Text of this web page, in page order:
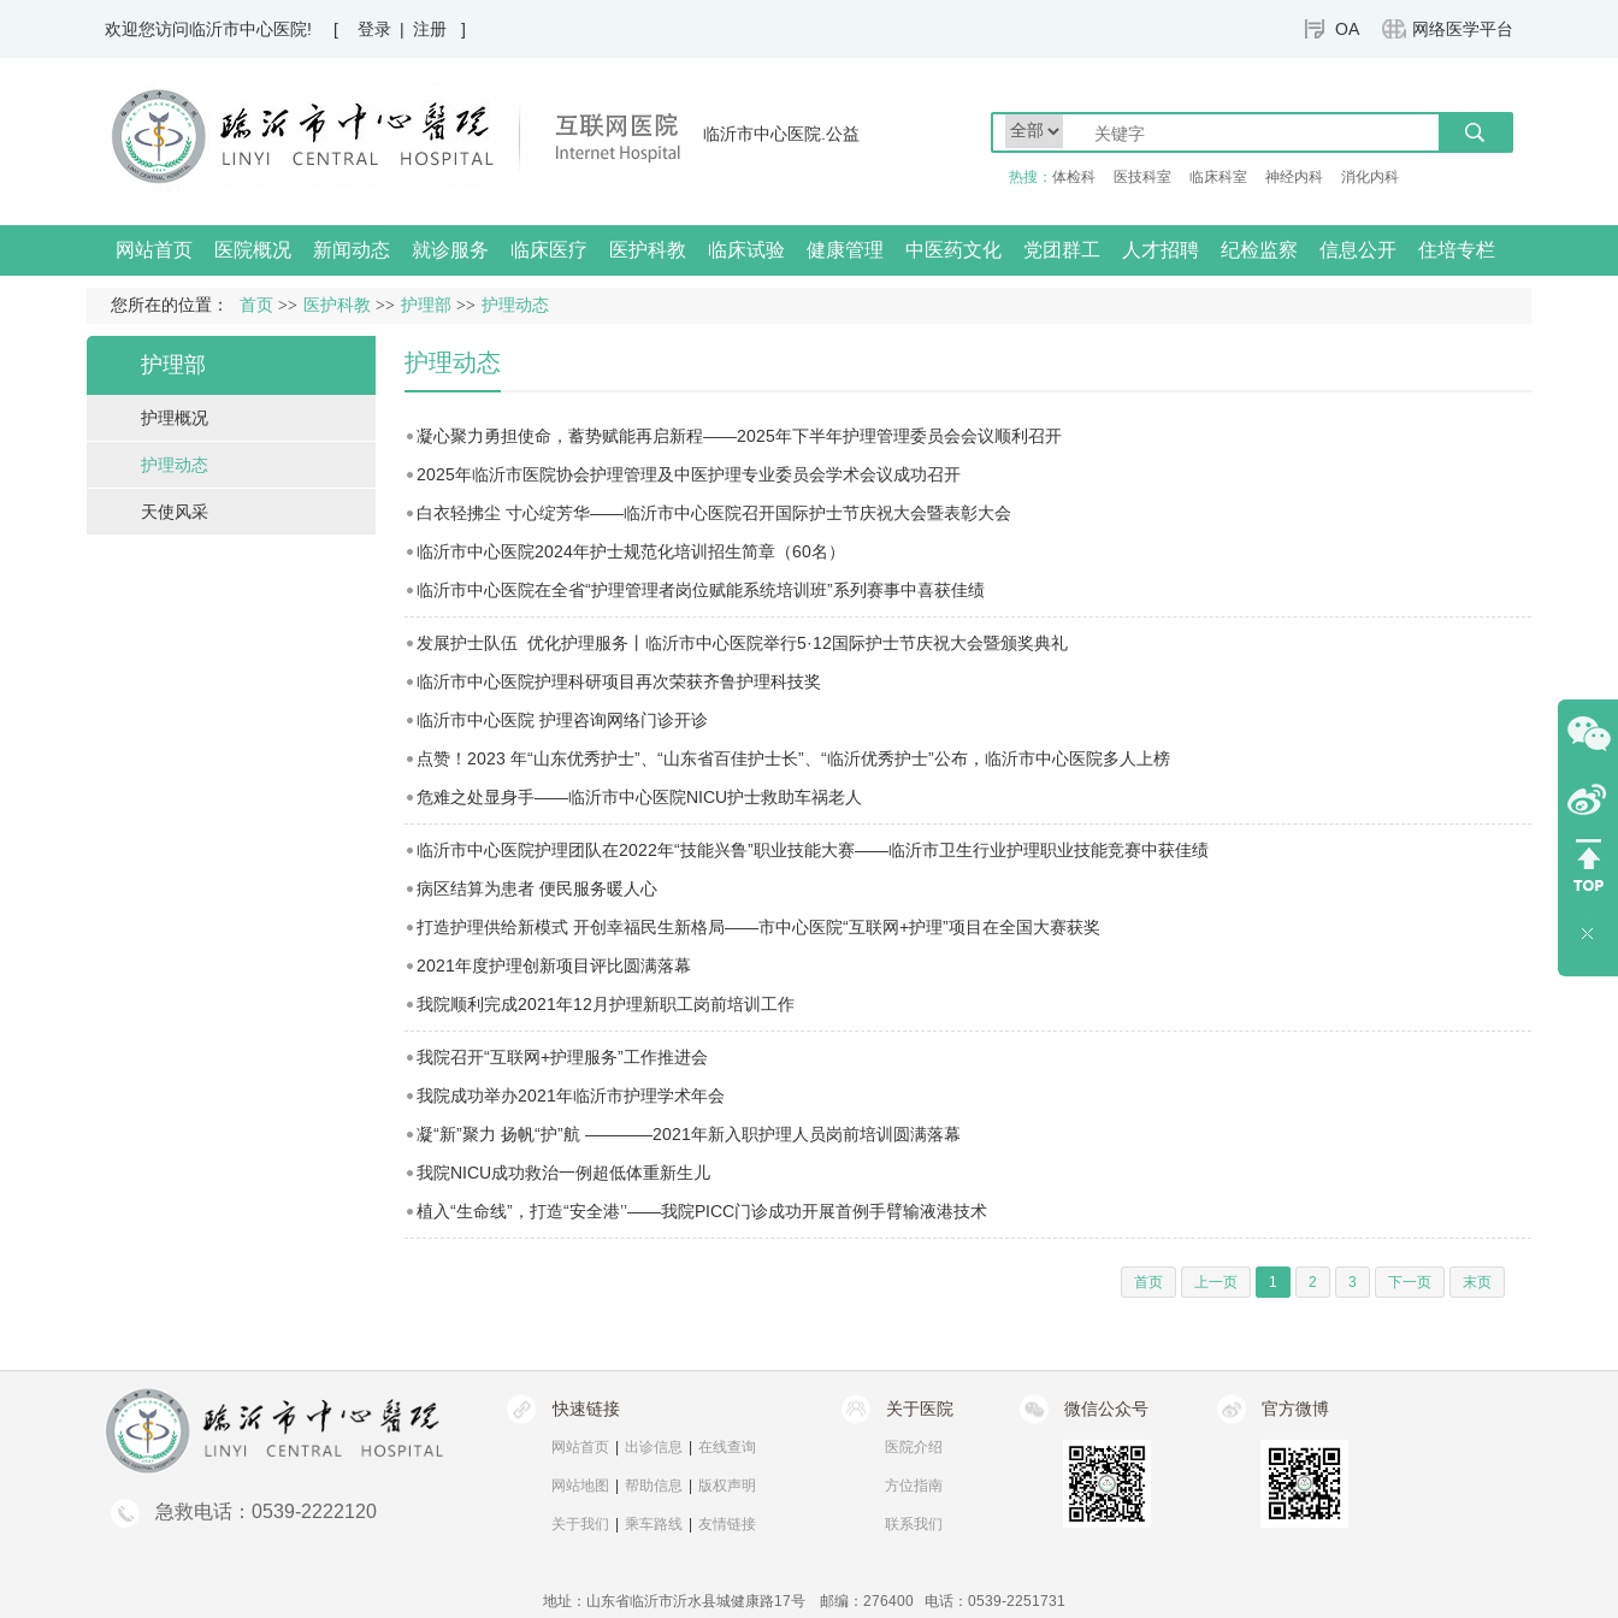
OA 网络医学平台
欢迎您访问临沂市中心医院! [ 登录 | 注册 ]
临沂市中心医院.公益
热搜： 体检科 医技科室 临床科室 神经内科 消化内科
网站首页 医院概况 新闻动态 就诊服务 临床医疗 医护科教 临床试验 健康管理 中医药文化 党团群工 人才招聘 纪检监察 信息公开 住培专栏
您所在的位置： 首页 >> 医护科教 >> 护理部 >> 护理动态
护理部
护理概况
护理动态
天使风采
护理动态
凝心聚力勇担使命，蓄势赋能再启新程——2025年下半年护理管理委员会会议顺利召开
2025年临沂市医院协会护理管理及中医护理专业委员会学术会议成功召开
白衣轻拂尘 寸心绽芳华——临沂市中心医院召开国际护士节庆祝大会暨表彰大会
临沂市中心医院2024年护士规范化培训招生简章（60名）
临沂市中心医院在全省“护理管理者岗位赋能系统培训班”系列赛事中喜获佳绩
发展护士队伍 优化护理服务丨临沂市中心医院举行5·12国际护士节庆祝大会暨颁奖典礼
临沂市中心医院护理科研项目再次荣获齐鲁护理科技奖
临沂市中心医院 护理咨询网络门诊开诊
点赞！2023 年“山东优秀护士”、“山东省百佳护士长”、“临沂优秀护士”公布，临沂市中心医院多人上榜
危难之处显身手——临沂市中心医院NICU护士救助车祸老人
临沂市中心医院护理团队在2022年“技能兴鲁”职业技能大赛——临沂市卫生行业护理职业技能竞赛中获佳绩
病区结算为患者 便民服务暖人心
打造护理供给新模式 开创幸福民生新格局——市中心医院“互联网+护理”项目在全国大赛获奖
2021年度护理创新项目评比圆满落幕
我院顺利完成2021年12月护理新职工岗前培训工作
我院召开“互联网+护理服务”工作推进会
我院成功举办2021年临沂市护理学术年会
凝“新”聚力 扬帆“护”航 ————2021年新入职护理人员岗前培训圆满落幕
我院NICU成功救治一例超低体重新生儿
植入“生命线”，打造“安全港’’——我院PICC门诊成功开展首例手臂输液港技术
首页 上一页 1 2 3 下一页 末页
急救电话：0539-2222120
快速链接
网站首页 出诊信息 在线查询
网站地图 帮助信息 版权声明
关于我们 乘车路线 友情链接
关于医院
医院介绍
方位指南
联系我们
微信公众号 官方微博
地址：山东省临沂市沂水县城健康路17号 邮编：276400 电话：0539-2251731